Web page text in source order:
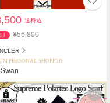
送料込
¥56,800
PERSONAL SHOPPER